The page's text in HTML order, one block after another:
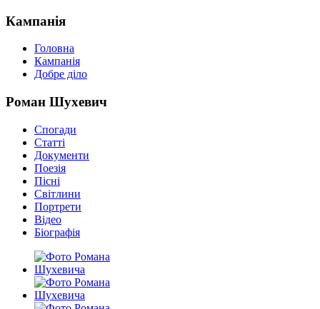
Кампанія
Головна
Кампанія
Добре діло
Роман Шухевич
Спогади
Статті
Документи
Поезія
Пісні
Світлини
Портрети
Відео
Біографія